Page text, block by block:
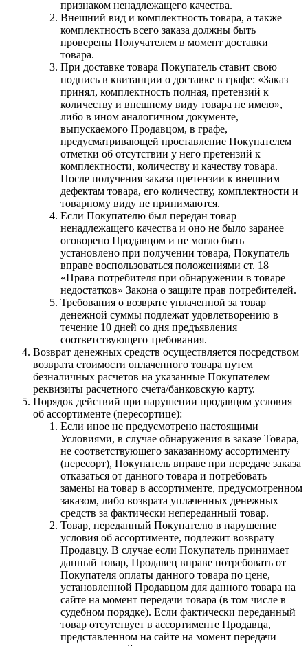
признаком ненадлежащего качества.
Внешний вид и комплектность товара, а также
комплектность всего заказа должны быть
проверены Получателем в момент доставки
товара.
При доставке товара Покупатель ставит свою
подпись в квитанции о доставке в графе: «Заказ
принял, комплектность полная, претензий к
количеству и внешнему виду товара не имею»,
либо в ином аналогичном документе,
выпускаемого Продавцом, в графе,
предусматривающей проставление Покупателем
отметки об отсутствии у него претензий к
комплектности, количеству и качеству товара.
После получения заказа претензии к внешним
дефектам товара, его количеству, комплектности и
товарному виду не принимаются.
Если Покупателю был передан товар
ненадлежащего качества и оно не было заранее
оговорено Продавцом и не могло быть
установлено при получении товара, Покупатель
вправе воспользоваться положениями ст. 18
«Права потребителя при обнаружении в товаре
недостатков» Закона о защите прав потребителей.
Требования о возврате уплаченной за товар
денежной суммы подлежат удовлетворению в
течение 10 дней со дня предъявления
соответствующего требования.
Возврат денежных средств осуществляется посредством
возврата стоимости оплаченного товара путем
безналичных расчетов на указанные Покупателем
реквизиты расчетного счета/банковскую карту.
Порядок действий при нарушении продавцом условия
об ассортименте (пересортице):
Если иное не предусмотрено настоящими
Условиями, в случае обнаружения в заказе Товара,
не соответствующего заказанному ассортименту
(пересорт), Покупатель вправе при передаче заказа
отказаться от данного товара и потребовать
замены на товар в ассортименте, предусмотренном
заказом, либо возврата уплаченных денежных
средств за фактически непереданный товар.
Товар, переданный Покупателю в нарушение
условия об ассортименте, подлежит возврату
Продавцу. В случае если Покупатель принимает
данный товар, Продавец вправе потребовать от
Покупателя оплаты данного товара по цене,
установленной Продавцом для данного товара на
сайте на момент передачи товара (в том числе в
судебном порядке). Если фактически переданный
товар отсутствует в ассортименте Продавца,
представленном на сайте на момент передачи